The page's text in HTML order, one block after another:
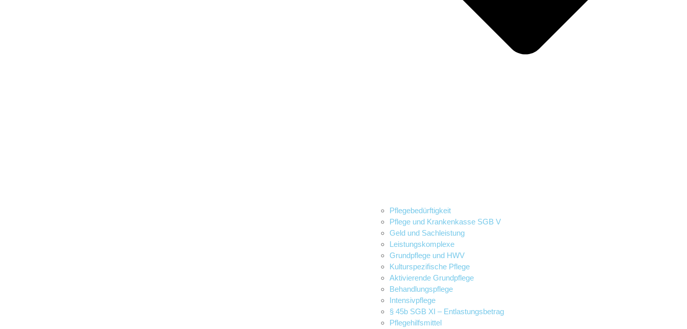
Pflegebedürftigkeit
Pflege und Krankenkasse SGB V
Geld und Sachleistung
Leistungskomplexe
Grundpflege und HWV
Kulturspezifische Pflege
Aktivierende Grundpflege
Behandlungspflege
Intensivpflege
§ 45b SGB XI – Entlastungsbetrag
Pflegehilfsmittel